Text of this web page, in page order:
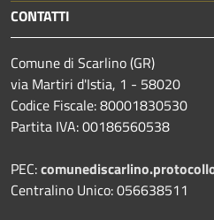
CONTATTI
Comune di Scarlino (GR)
via Martiri d'Istia, 1 - 58020
Codice Fiscale: 80001830530
Partita IVA: 00186560538
PEC:
Centralino Unico: 056638511